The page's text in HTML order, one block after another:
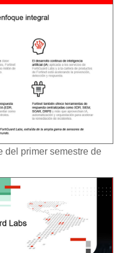
del primer semestre de